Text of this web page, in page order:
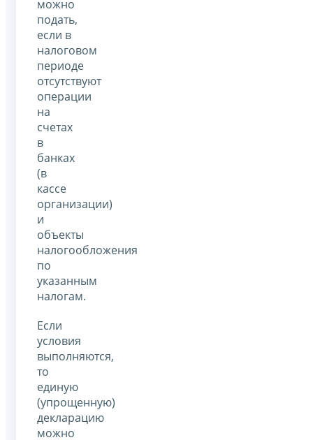
можно
подать,
если в
налоговом
периоде
отсутствуют
операции
на
счетах
в
банках
(в
кассе
организации)
и
объекты
налогообложения
по
указанным
налогам.
Если
условия
выполняются,
то
единую
(упрощенную)
декларацию
можно